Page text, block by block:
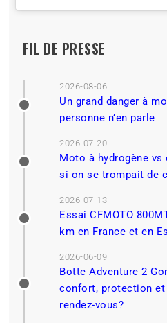
FIL DE PRESSE
2026-08-06
Un grand danger à
personne n’en parle
2026-07-20
Moto à hydrogène
si on se trompait de
2026-07-13
Essai CFMOTO
km en France et en
2026-06-09
Botte Adventure 2
confort, protection et
rendez-vous?